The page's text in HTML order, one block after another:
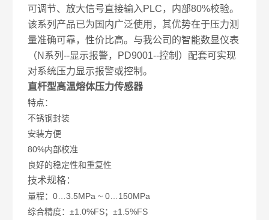
可调节、放大信号直接输入PLC，内部80%校验。
该系列产品已为国内广泛使用，其优势在于压力测
量准确可靠，性价比高。与我公司的智能数显仪表
（N系列--显示报警，PD9001--控制）配套可实现
对系统压力显示报警或控制。
直杆型高温熔体压力传感器
特点：
不锈钢封装
安装方便
80%内部校准
良好的稳定性和重复性
技术规格：
量程：0…3.5MPa ~ 0…150MPa
综合精度：±1.0%FS；±1.5%FS